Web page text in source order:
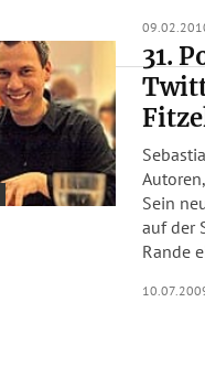
31.
Sein
auf der
Rande